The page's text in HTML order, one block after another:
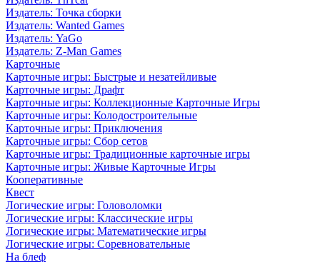
Издатель: Точка сборки
Издатель: Wanted Games
Издатель: YaGo
Издатель: Z-Man Games
Карточные
Карточные игры: Быстрые и незатейливые
Карточные игры: Драфт
Карточные игры: Коллекционные Карточные Игры
Карточные игры: Колодостроительные
Карточные игры: Приключения
Карточные игры: Сбор сетов
Карточные игры: Традиционные карточные игры
Карточные игры: Живые Карточные Игры
Кооперативные
Квест
Логические игры: Головоломки
Логические игры: Классические игры
Логические игры: Математические игры
Логические игры: Соревновательные
На блеф